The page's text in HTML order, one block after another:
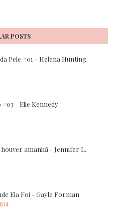
POSTS
Pele #01 - Helena Hunting
#03 - Elle Kennedy
houver amanhã - Jennifer L.
Ela Foi - Gayle Forman